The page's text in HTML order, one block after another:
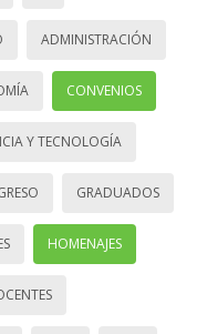
ADMINISTRACIÓN
CONVENIOS
Y TECNOLOGÍA
GRADUADOS
HOMENAJES